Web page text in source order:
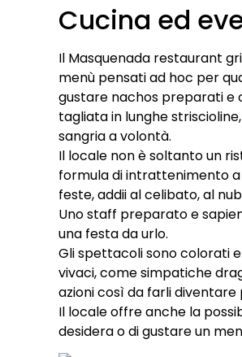
Cucina ed
Il Masquenada restaurant
menù pensati ad hoc per
gustare nachos preparati e
tagliata in lunghe
sangria a volontà.
Il locale non è soltanto un
formula di intrattenimento a
feste, addii al celibato, al
Uno staff preparato e
una festa da urlo.
Gli spettacoli sono colorati
vivaci, come simpatiche
azioni così da farli diventare
Il locale offre anche la
desidera o di gustare un